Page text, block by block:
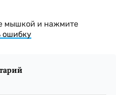
мышкой и нажмите
ошибку